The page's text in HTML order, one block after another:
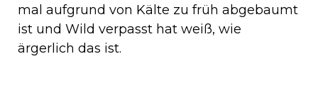
mal aufgrund von Kälte zu früh abgebaumt
ist und Wild verpasst hat weiß, wie
ärgerlich das ist.